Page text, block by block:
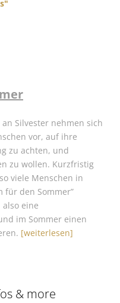
Silvester nehmen sich
vor, auf ihre
zu achten, und
zu wollen. Kurzfristig
viele Menschen in
für den Sommer”
also eine
im Sommer einen
[weiterlesen]
& more